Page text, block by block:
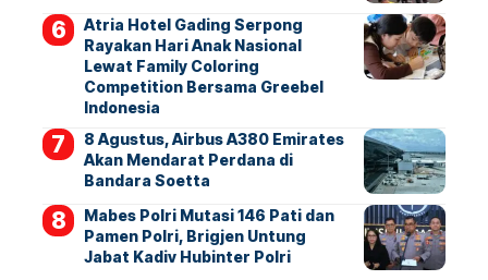
Atria Hotel Gading Serpong
Rayakan Hari Anak Nasional
Lewat Family Coloring
Competition Bersama Greebel
Indonesia
8 Agustus, Airbus A380 Emirates
Akan Mendarat Perdana di
Bandara Soetta
Mabes Polri Mutasi 146 Pati dan
Pamen Polri, Brigjen Untung
Jabat Kadiv Hubinter Polri